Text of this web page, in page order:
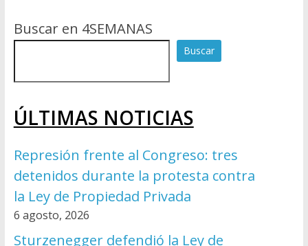
Buscar en 4SEMANAS
Buscar
ÚLTIMAS NOTICIAS
Represión frente al Congreso: tres
detenidos durante la protesta contra
la Ley de Propiedad Privada
6 agosto, 2026
Sturzenegger defendió la Ley de